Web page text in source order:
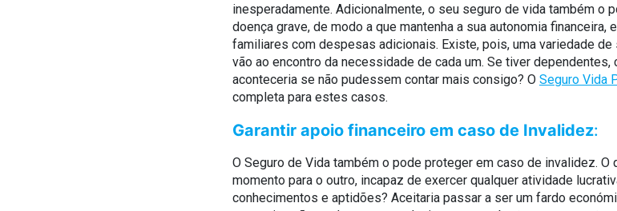
inesperadamente. Adicionalmente, o seu seguro de vida também o
doença grave, de modo a que mantenha a sua autonomia
familiares com despesas adicionais. Existe, pois, uma variedade
vão ao encontro da necessidade de cada um. Se tiver
aconteceria se não pudessem contar mais consigo? O Seguro Vida
completa para estes casos.
Garantir apoio financeiro em caso de Invalidez:
O Seguro de Vida também o pode proteger em caso de invalidez.
momento para o outro, incapaz de exercer qualquer atividade
conhecimentos e aptidões? Aceitaria passar a ser um fardo